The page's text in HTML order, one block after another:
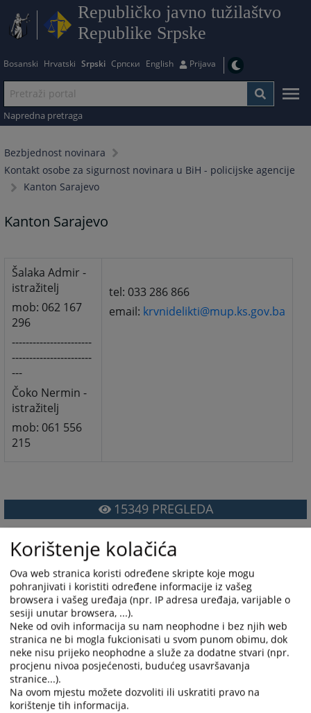
Republičko javno tužilaštvo
Republike Srpske
Bosanski Hrvatski Srpski Српски English Prijava
Napredna pretraga
Bezbjednost novinara
Kontakt osobe za sigurnost novinara u BiH - policijske agencije
Kanton Sarajevo
Kanton Sarajevo
Šalaka Admir -
istražitelj
mob: 062 167
296
-----------------------
-----------------------
---
Čoko Nermin -
istražitelj
mob: 061 556
215
tel: 033 286 866
email: krvnidelikti@mup.ks.gov.ba
15349PREGLEDA
Korištenje kolačića
Ova web stranica koristi određene skripte koje mogu
pohranjivati i koristiti određene informacije iz vašeg
browsera i vašeg uređaja (npr. IP adresa uređaja, varijable o
sesiji unutar browsera, ...).
Neke od ovih informacija su nam neophodne i bez njih web
stranica ne bi mogla fukcionisati u svom punom obimu, dok
neke nisu prijeko neophodne a služe za dodatne stvari (npr.
procjenu nivoa posjećenosti, budućeg usavršavanja
stranice...).
Na ovom mjestu možete dozvoliti ili uskratiti pravo na
korištenje tih informacija.